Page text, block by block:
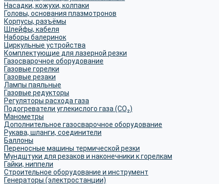
Насадки, кожухи, колпаки
Головы, основания плазмотронов
Корпусы, разъёмы
Шлейфы, кабеля
Наборы балеринок
Циркульные устройства
Комплектующие для лазерной резки
Газосварочное оборудование
Газовые горелки
Газовые резаки
Лампы паяльные
Газовые редукторы
Регуляторы расхода газа
Подогреватели углекислого газа (CO₂)
Манометры
Дополнительное газосварочное оборудование
Рукава, шланги, соединители
Баллоны
Переносные машины термической резки
Мундштуки для резаков и наконечники к горелкам
Гайки, ниппели
Строительное оборудование и инструмент
Генераторы (электростанции)